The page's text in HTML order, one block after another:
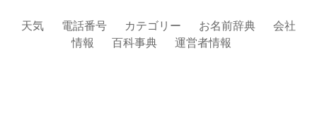
天気 電話番号 カテゴリー お名前辞典
会社
情報
百科事典 運営者情報